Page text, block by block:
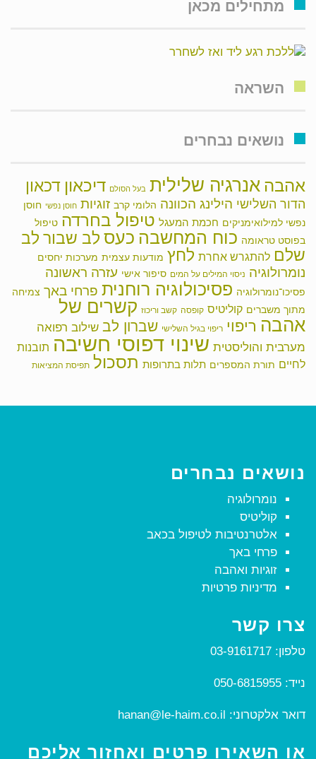
מתחילים מכאן
השראה
נושאים נבחרים
אהבה אנרגיה שלילית בעל הסולם דיכאון דכאון
הדור השלישי הילינג הכוונה הלומי קרב זוגיות חוסן נפשי חוסן
נפשי למילואימניקים חכמת המעגל טיפול בחרדה טיפול
בפוסט טראומה כוח המחשבה כעס לב שבור לב
שלם להתגרש אחרת לחץ מודעות עצמית מערכות יחסים
נומרולוגיה ניסוי המילים על המים סיפור אישי עזרה ראשונה
פסיכו־נומרולוגיה פסיכולוגיה רוחנית פרחי באך צמיחה
מתוך משברים קוליטיס קופסה קשב וריכוז קשרים של
אהבה ריפוי ריפוי בגיל השלישי שברון לב שילוב רפואה
מערבית והוליסטית שינוי דפוסי חשיבה תובנות
לחיים תורת המספרים תלות בתרופות תסכול תפיסת המציאות
נושאים נבחרים
נומרולוגיה
קוליטיס
אלטרנטיבות לטיפול בכאב
פרחי באך
זוגיות ואהבה
מדיניות פרטיות
צרו קשר
טלפון: 03-9161717
נייד: 050-6815955
דואר אלקטרוני: hanan@le-haim.co.il
או השאירו פרטים ואחזור אליכם